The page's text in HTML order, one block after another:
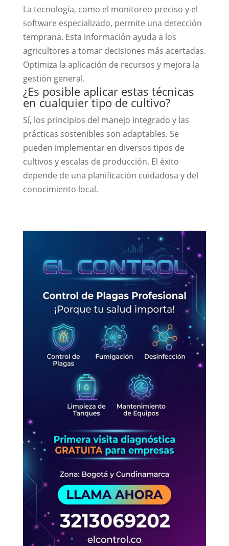
La tecnología, como el monitoreo preciso y el
software especializado, permite una detección
temprana. Esta información ayuda a los
agricultores a tomar decisiones más acertadas.
Optimiza la aplicación de recursos y mejora la
gestión general.
¿Es posible aplicar estas técnicas
en cualquier tipo de cultivo?
Sí, los principios del manejo integrado y las
prácticas sostenibles son adaptables. Se
pueden implementar en diversos tipos de
cultivos y escalas de producción. El éxito
depende de una planificación cuidadosa y del
conocimiento local.